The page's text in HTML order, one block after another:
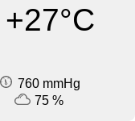
+27°C
760 mmHg
75 %